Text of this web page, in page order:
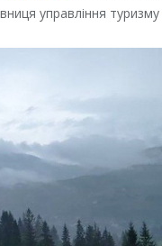
управління